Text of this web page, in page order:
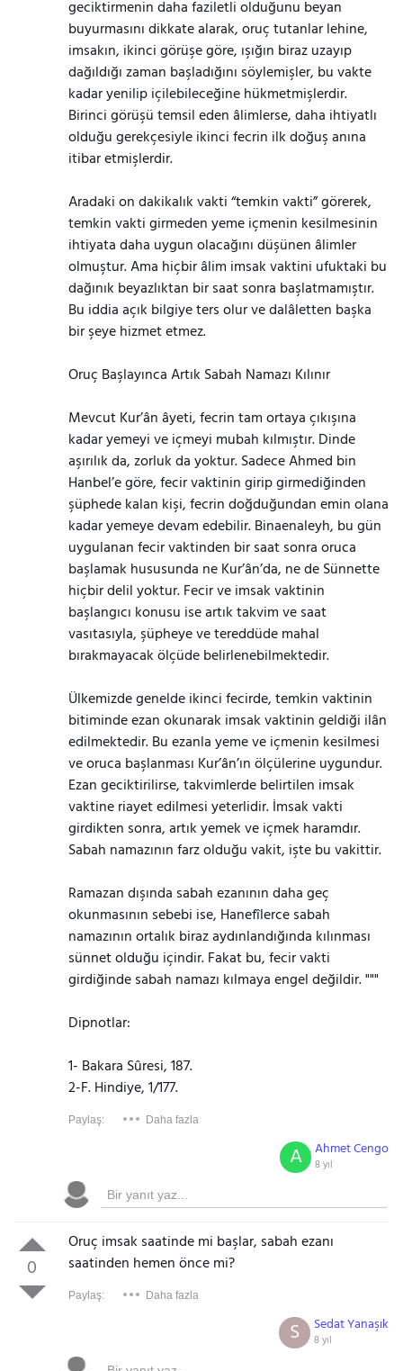
geciktirmenin daha faziletli olduğunu beyan
buyurmasını dikkate alarak, oruç tutanlar lehine,
imsakın, ikinci görüşe göre, ışığın biraz uzayıp
dağıldığı zaman başladığını söylemişler, bu vakte
kadar yenilip içilebileceğine hükmetmişlerdir.
Birinci görüşü temsil eden âlimlerse, daha ihtiyatlı
olduğu gerekçesiyle ikinci fecrin ilk doğuş anına
itibar etmişlerdir.
Aradaki on dakikalık vakti “temkin vakti” görerek,
temkin vakti girmeden yeme içmenin kesilmesinin
ihtiyata daha uygun olacağını düşünen âlimler
olmuştur. Ama hiçbir âlim imsak vaktini ufuktaki bu
dağınık beyazlıktan bir saat sonra başlatmamıştır.
Bu iddia açık bilgiye ters olur ve dalâletten başka
bir şeye hizmet etmez.
Oruç Başlayınca Artık Sabah Namazı Kılınır
Mevcut Kur’ân âyeti, fecrin tam ortaya çıkışına
kadar yemeyi ve içmeyi mubah kılmıştır. Dinde
aşırılık da, zorluk da yoktur. Sadece Ahmed bin
Hanbel’e göre, fecir vaktinin girip girmediğinden
şüphede kalan kişi, fecrin doğduğundan emin olana
kadar yemeye devam edebilir. Binaenaleyh, bu gün
uygulanan fecir vaktinden bir saat sonra oruca
başlamak hususunda ne Kur’ân’da, ne de Sünnette
hiçbir delil yoktur. Fecir ve imsak vaktinin
başlangıcı konusu ise artık takvim ve saat
vasıtasıyla, şüpheye ve tereddüde mahal
bırakmayacak ölçüde belirlenebilmektedir.
Ülkemizde genelde ikinci fecirde, temkin vaktinin
bitiminde ezan okunarak imsak vaktinin geldiği ilân
edilmektedir. Bu ezanla yeme ve içmenin kesilmesi
ve oruca başlanması Kur’ân’ın ölçülerine uygundur.
Ezan geciktirilirse, takvimlerde belirtilen imsak
vaktine riayet edilmesi yeterlidir. İmsak vakti
girdikten sonra, artık yemek ve içmek haramdır.
Sabah namazının farz olduğu vakit, işte bu vakittir.
Ramazan dışında sabah ezanının daha geç
okunmasının sebebi ise, Hanefîlerce sabah
namazının ortalık biraz aydınlandığında kılınması
sünnet olduğu içindir. Fakat bu, fecir vakti
girdiğinde sabah namazı kılmaya engel değildir. """
Dipnotlar:
1- Bakara Sûresi, 187.
2-F. Hindiye, 1/177.
Paylaş: Daha fazla
Ahmet Cengo
8 yıl
A
0
Oruç imsak saatinde mi başlar, sabah ezanı
saatinden hemen önce mi?
Paylaş: Daha fazla
Sedat Yanaşık
8 yıl
S